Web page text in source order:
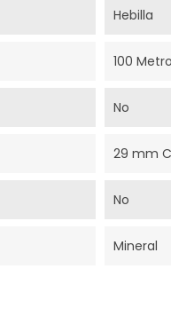
Hebilla
100
No
29 mm
No
Mineral